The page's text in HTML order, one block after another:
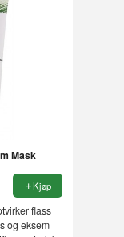
Mask
Kjøp
flass
og eksem